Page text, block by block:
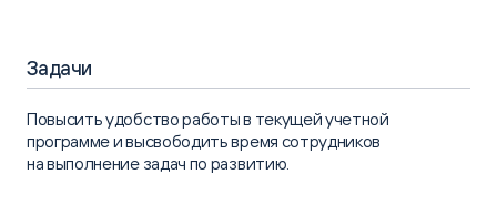
Задачи
Повысить удобство работы в текущей учетной
программе и высвободить время сотрудников
на выполнение задач по развитию.